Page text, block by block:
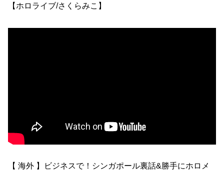
【ホロライブ/さくらみこ】
【 海外 】ビジネスで！シンガポール裏話&勝手にホロメ